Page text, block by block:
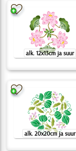
alk. 12x13cm ja suur
alk. 20x20cm ja suur